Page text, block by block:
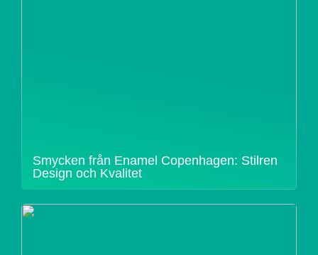
Smycken från Enamel Copenhagen: Stilren
Design och Kvalitet